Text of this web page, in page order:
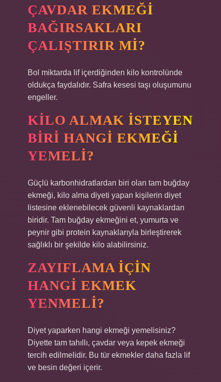
ÇAVDAR EKMEĞI
BAĞIRSAKLARI
ÇALIŞTIRIR MI?
Bol miktarda lif içerdiğinden kilo kontrolünde
oldukça faydalıdır. Safra kesesi taşı oluşumunu
engeller.
KILO ALMAK ISTEYEN
BIRI HANGI EKMEĞI
YEMELI?
Güçlü karbonhidratlardan biri olan tam buğday
ekmeği, kilo alma diyeti yapan kişilerin diyet
listesine eklenebilecek güvenli kaynaklardan
biridir. Tam buğday ekmeğini et, yumurta ve
peynir gibi protein kaynaklarıyla birleştirerek
sağlıklı bir şekilde kilo alabilirsiniz.
ZAYIFLAMA IÇIN
HANGI EKMEK
YENMELI?
Diyet yaparken hangi ekmeği yemelisiniz?
Diyette tam tahıllı, çavdar veya kepek ekmeği
tercih edilmelidir. Bu tür ekmekler daha fazla lif
ve besin değeri içerir.